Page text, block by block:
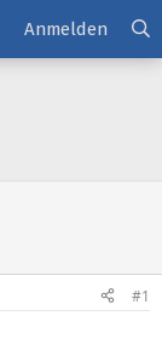
Anmelden
#1